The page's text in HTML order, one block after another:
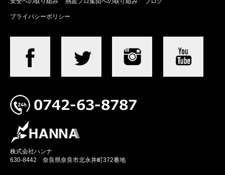
プライバシーポリシー
株式会社ハンナ
630-8442 奈良県奈良市北永井町372番地